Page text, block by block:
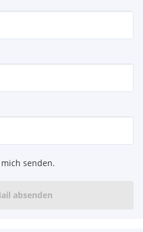
senden.
absenden